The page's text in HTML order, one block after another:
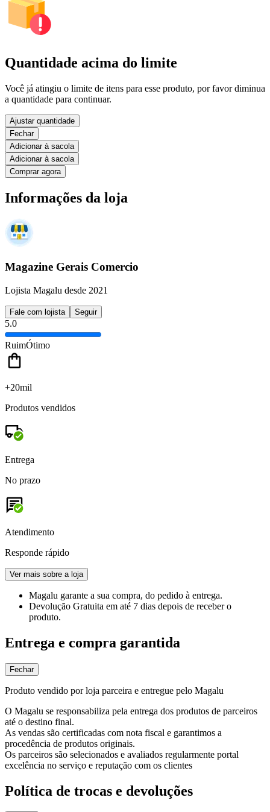
Quantidade acima do limite
Você já atingiu o limite de itens para esse produto, por favor diminua
a quantidade para continuar.
Ajustar quantidade
Fechar
Adicionar à sacola
Adicionar à sacola
Comprar agora
Informações da loja
Magazine Gerais Comercio
Lojista Magalu desde 2021
Fale com lojista Seguir
5.0
RuimÓtimo
+20mil
Produtos vendidos
Entrega
No prazo
Atendimento
Responde rápido
Ver mais sobre a loja
Magalu garante a sua compra, do pedido à entrega.
Devolução Gratuita em até 7 dias depois de receber o
produto.
Entrega e compra garantida
Fechar
Produto vendido por loja parceira e entregue pelo Magalu
O Magalu se responsabiliza pela entrega dos produtos de parceiros
até o destino final.
As vendas são certificadas com nota fiscal e garantimos a
procedência de produtos originais.
Os parceiros são selecionados e avaliados regularmente portal
excelência no serviço e reputação com os clientes
Política de trocas e devoluções